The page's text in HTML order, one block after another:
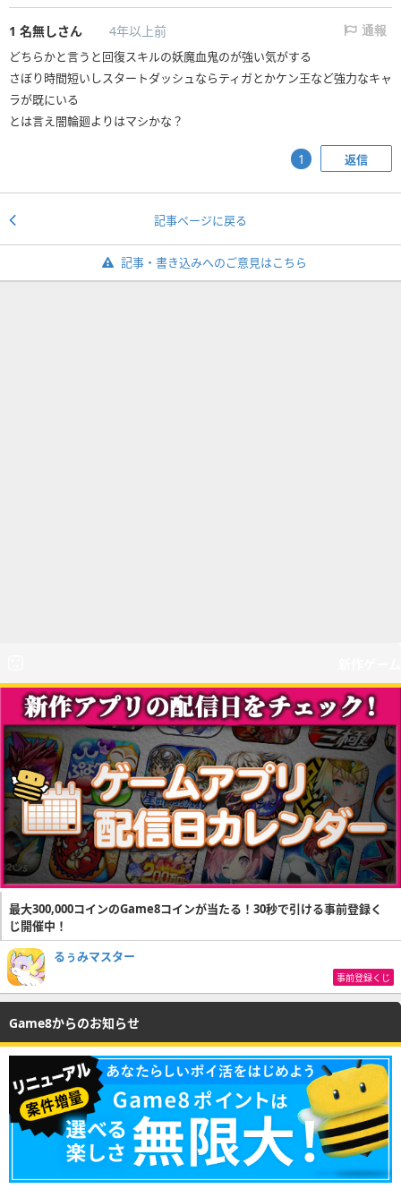
1 名無しさん 4年以上前 通報
どちらかと言うと回復スキルの妖魔血鬼のが強い気がする
さぼり時間短いしスタートダッシュならティガとかケン王など強力なキャ
ラが既にいる
とは言え闇輪廻よりはマシかな？
返信
1
記事ページに戻る
記事・書き込みへのご意見はこちら
最大300,000コインのGame8コインが当たる！30秒で引ける事前登録く
じ開催中！
るぅみマスター
事前登録くじ
Game8からのお知らせ